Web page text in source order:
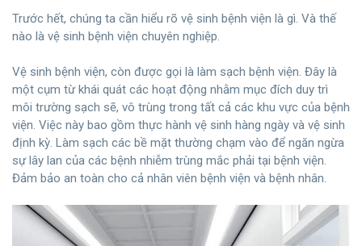
Trước hết, chúng ta cần hiểu rõ vệ sinh bệnh viện là gì. Và thế
nào là vệ sinh bệnh viện chuyên nghiệp.
Vệ sinh bệnh viện, còn được gọi là làm sạch bệnh viện. Đây là
một cụm từ khái quát các hoạt động nhằm mục đích duy trì
môi trường sạch sẽ, vô trùng trong tất cả các khu vực của bệnh
viện. Việc này bao gồm thực hành vệ sinh hàng ngày và vệ sinh
định kỳ. Làm sạch các bề mặt thường chạm vào để ngăn ngừa
sự lây lan của các bệnh nhiễm trùng mắc phải tại bệnh viện.
Đảm bảo an toàn cho cả nhân viên bệnh viện và bệnh nhân.